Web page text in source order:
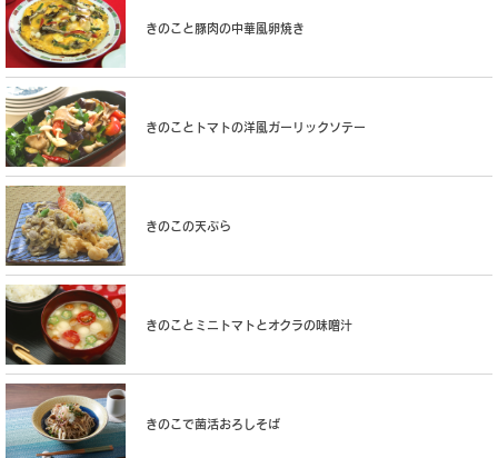
きのこと豚肉の中華風卵焼き
きのことトマトの洋風ガーリックソテー
きのこの天ぷら
きのことミニトマトとオクラの味噌汁
きのこで菌活おろしそば